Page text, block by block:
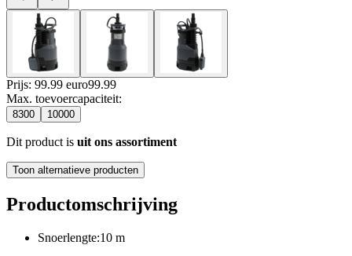
Prijs: 99.99 euro99.99
Max. toevoercapaciteit:
8300 10000
Dit product is uit ons assortiment
Toon alternatieve producten
Productomschrijving
Snoerlengte:10 m